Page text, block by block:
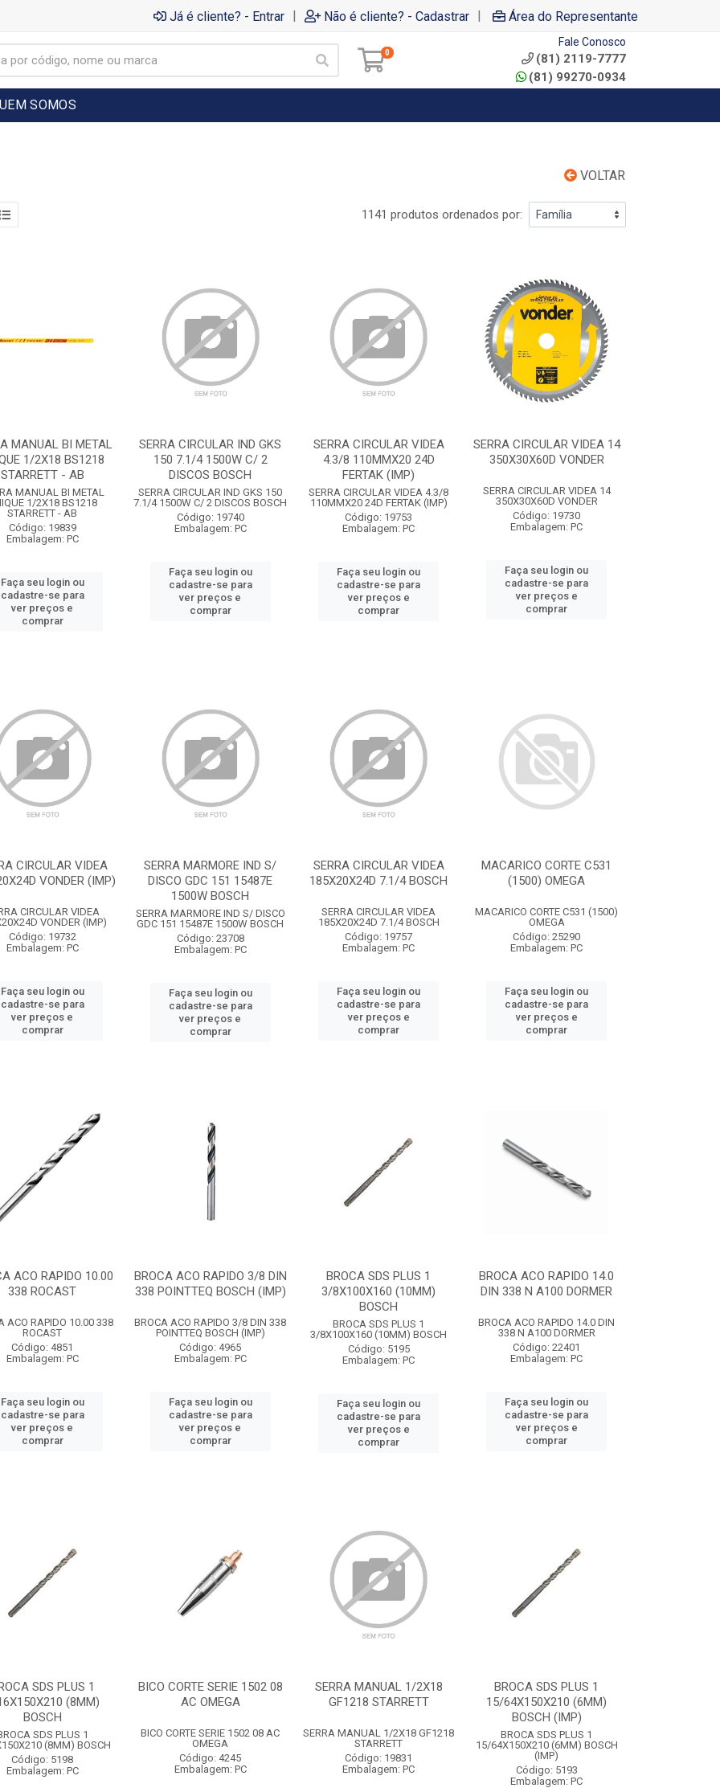
Já é cliente? - Entrar | Não é cliente? - Cadastrar | Área do Representante
0
Fale Conosco
(81) 2119-7777
(81) 99270-0934
SOMOS
VOLTAR
1141 produtos ordenados por:
MANUAL BI METAL
1/2X18 BS1218
STARRETT - AB
MANUAL BI METAL
1/2X18 BS1218
STARRETT - AB
Código: 19839
Embalagem: PC
Faça seu login ou
cadastre-se para
ver preços e
comprar
SERRA CIRCULAR IND GKS
150 7.1/4 1500W C/ 2
DISCOS BOSCH
SERRA CIRCULAR IND GKS 150
7.1/4 1500W C/ 2 DISCOS BOSCH
Código: 19740
Embalagem: PC
Faça seu login ou
cadastre-se para
ver preços e
comprar
SERRA CIRCULAR VIDEA
4.3/8 110MMX20 24D
FERTAK (IMP)
SERRA CIRCULAR VIDEA 4.3/8
110MMX20 24D FERTAK (IMP)
Código: 19753
Embalagem: PC
Faça seu login ou
cadastre-se para
ver preços e
comprar
SERRA CIRCULAR VIDEA 14
350X30X60D VONDER
SERRA CIRCULAR VIDEA 14
350X30X60D VONDER
Código: 19730
Embalagem: PC
Faça seu login ou
cadastre-se para
ver preços e
comprar
CIRCULAR VIDEA
VONDER (IMP)
CIRCULAR VIDEA
VONDER (IMP)
Código: 19732
Embalagem: PC
Faça seu login ou
cadastre-se para
ver preços e
comprar
SERRA MARMORE IND S/
DISCO GDC 151 15487E
1500W BOSCH
SERRA MARMORE IND S/ DISCO
GDC 151 15487E 1500W BOSCH
Código: 23708
Embalagem: PC
Faça seu login ou
cadastre-se para
ver preços e
comprar
SERRA CIRCULAR VIDEA
185X20X24D 7.1/4 BOSCH
SERRA CIRCULAR VIDEA
185X20X24D 7.1/4 BOSCH
Código: 19757
Embalagem: PC
Faça seu login ou
cadastre-se para
ver preços e
comprar
MACARICO CORTE C531
(1500) OMEGA
MACARICO CORTE C531 (1500)
OMEGA
Código: 25290
Embalagem: PC
Faça seu login ou
cadastre-se para
ver preços e
comprar
ACO RAPIDO 10.00
338 ROCAST
ACO RAPIDO 10.00 338
ROCAST
Código: 4851
Embalagem: PC
Faça seu login ou
cadastre-se para
ver preços e
comprar
BROCA ACO RAPIDO 3/8 DIN
338 POINTTEQ BOSCH (IMP)
BROCA ACO RAPIDO 3/8 DIN 338
POINTTEQ BOSCH (IMP)
Código: 4965
Embalagem: PC
Faça seu login ou
cadastre-se para
ver preços e
comprar
BROCA SDS PLUS 1
3/8X100X160 (10MM)
BOSCH
BROCA SDS PLUS 1
3/8X100X160 (10MM) BOSCH
Código: 5195
Embalagem: PC
Faça seu login ou
cadastre-se para
ver preços e
comprar
BROCA ACO RAPIDO 14.0
DIN 338 N A100 DORMER
BROCA ACO RAPIDO 14.0 DIN
338 N A100 DORMER
Código: 22401
Embalagem: PC
Faça seu login ou
cadastre-se para
ver preços e
comprar
SDS PLUS 1
(8MM)
BOSCH
SDS PLUS 1
(8MM) BOSCH
Código: 5198
Embalagem: PC
BICO CORTE SERIE 1502 08
AC OMEGA
BICO CORTE SERIE 1502 08 AC
OMEGA
Código: 4245
Embalagem: PC
SERRA MANUAL 1/2X18
GF1218 STARRETT
SERRA MANUAL 1/2X18 GF1218
STARRETT
Código: 19831
Embalagem: PC
BROCA SDS PLUS 1
15/64X150X210 (6MM)
BOSCH (IMP)
BROCA SDS PLUS 1
15/64X150X210 (6MM) BOSCH
(IMP)
Código: 5193
Embalagem: PC